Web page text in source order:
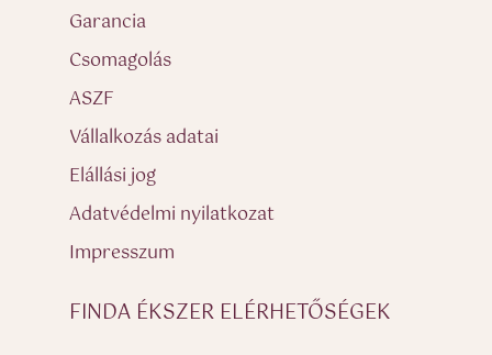
Garancia
Csomagolás
ASZF
Vállalkozás adatai
Elállási jog
Adatvédelmi nyilatkozat
Impresszum
FINDA ÉKSZER ELÉRHETŐSÉGEK